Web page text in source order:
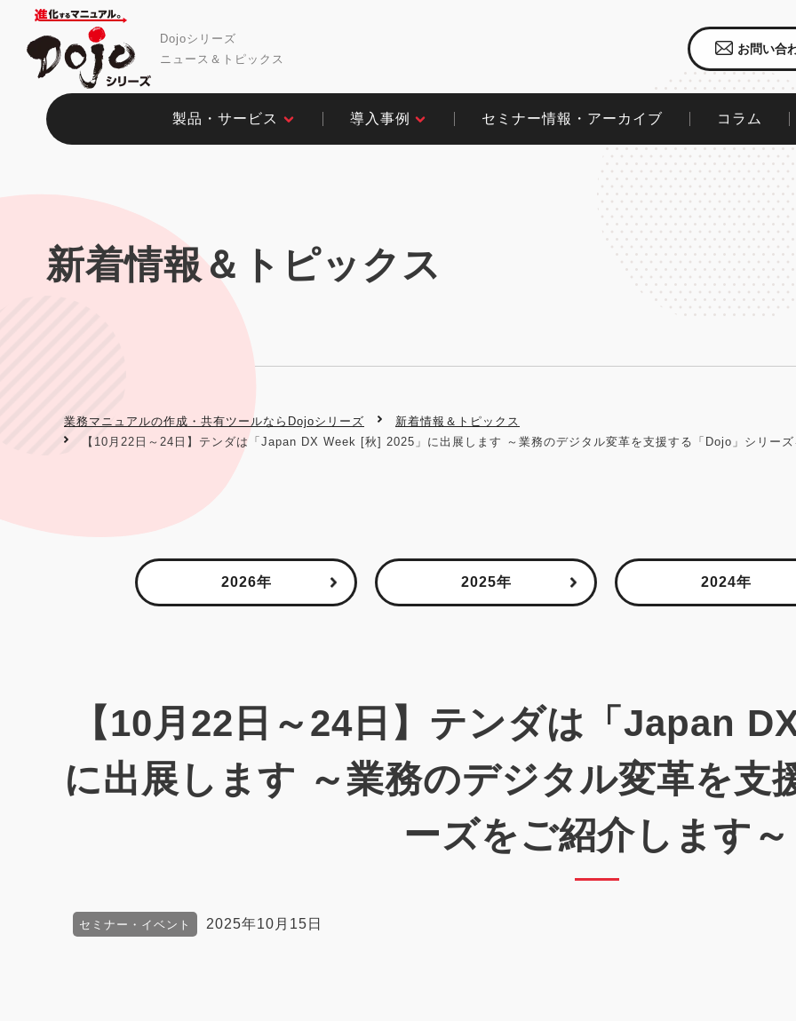
Dojoシリーズ
ニュース＆トピックス
お問い合
製品・サービス​ 導入事例​ セミナー情報・アーカイブ コラム​
新着情報＆トピックス
業務マニュアルの作成・共有ツールならDojoシリーズ
新着情報＆トピックス
【10月22日～24日】テンダは「Japan DX Week [秋] 2025」に出展します ～業務のデジタル変革を支援する「Dojo」シリー
2026年 2025年 2024年
【10月22日～24日】テンダは「Japan
に出展します ～業務のデジタル変革を支
ーズをご紹介します～
セミナー・イベント 2025年10月15日